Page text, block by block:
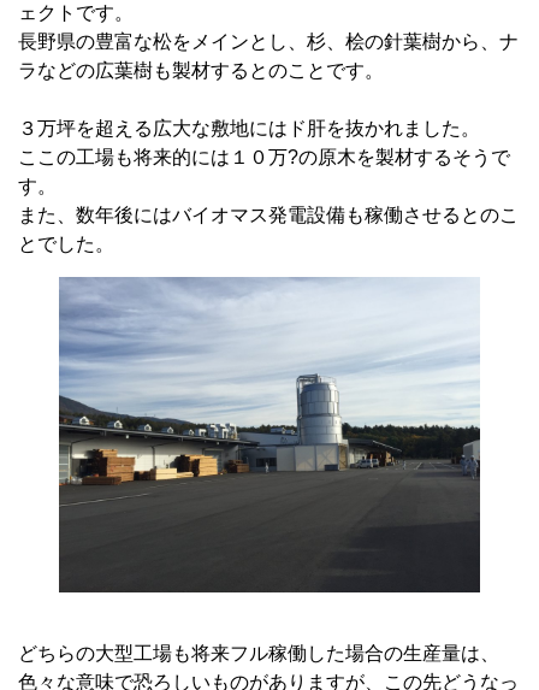
ェクトです。
長野県の豊富な松をメインとし、杉、桧の針葉樹から、ナ
ラなどの広葉樹も製材するとのことです。
３万坪を超える広大な敷地にはド肝を抜かれました。
ここの工場も将来的には１０万?の原木を製材するそうで
す。
また、数年後にはバイオマス発電設備も稼働させるとのこ
とでした。
どちらの大型工場も将来フル稼働した場合の生産量は、
色々な意味で恐ろしいものがありますが、この先どうなっ